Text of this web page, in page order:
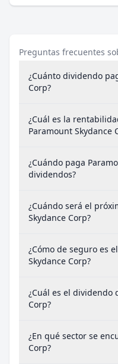
Preguntas frecuentes
¿Cuánto dividendo
Corp?
¿Cuál es la
Paramount Skydance
¿Cuándo paga
dividendos?
¿Cuándo será el
Skydance Corp?
¿Cómo de seguro es
Skydance Corp?
¿Cuál es el dividendo
Corp?
¿En qué sector se
Corp?